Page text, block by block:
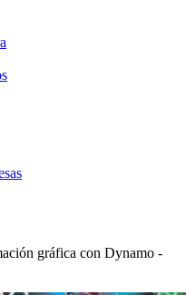
gráfica con Dynamo -